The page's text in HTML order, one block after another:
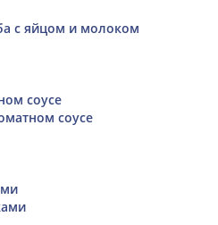
с яйцом и молоком
соусе
соусе